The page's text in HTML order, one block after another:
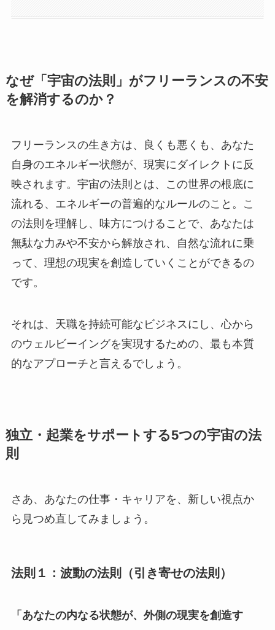
なぜ「宇宙の法則」がフリーランスの不安
を解消するのか？
フリーランスの生き方は、良くも悪くも、あなた
自身のエネルギー状態が、現実にダイレクトに反
映されます。宇宙の法則とは、この世界の根底に
流れる、エネルギーの普遍的なルールのこと。こ
の法則を理解し、味方につけることで、あなたは
無駄な力みや不安から解放され、自然な流れに乗
って、理想の現実を創造していくことができるの
です。
それは、天職を持続可能なビジネスにし、心から
のウェルビーイングを実現するための、最も本質
的なアプローチと言えるでしょう。
独立・起業をサポートする5つの宇宙の法
則
さあ、あなたの仕事・キャリアを、新しい視点か
ら見つめ直してみましょう。
法則１：波動の法則（引き寄せの法則）
「あなたの内なる状態が、外側の現実を創造す